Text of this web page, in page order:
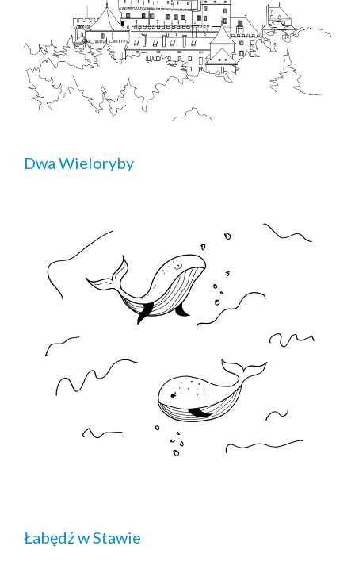
Dwa Wieloryby
Łabędź w Stawie